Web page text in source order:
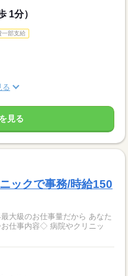
1分）
一部支給
る
見る
ックで事務/時給150
大級のお仕事量だから あなた